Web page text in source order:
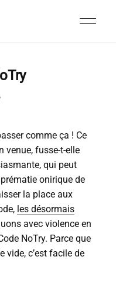
comme ça ! Ce
venue, fusse-t-elle
qui peut
onirique de
la place aux
les désormais
avec violence en
NoTry. Parce que
vide, c’est facile de